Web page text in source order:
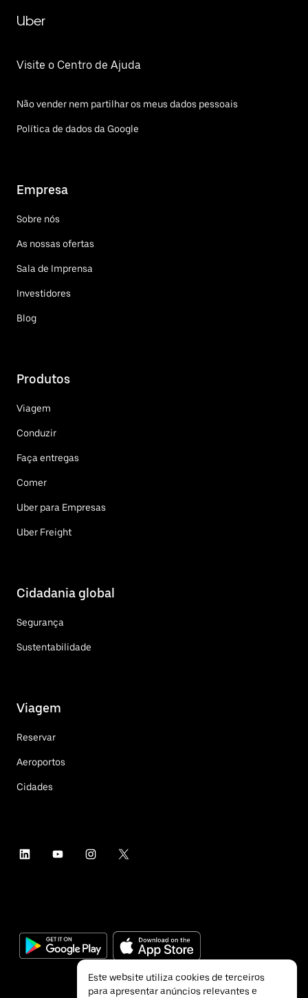
Uber
Visite o Centro de Ajuda
Não vender nem partilhar os meus dados pessoais
Política de dados da Google
Empresa
Sobre nós
As nossas ofertas
Sala de Imprensa
Investidores
Blog
Produtos
Viagem
Conduzir
Faça entregas
Comer
Uber para Empresas
Uber Freight
Cidadania global
Segurança
Sustentabilidade
Viagem
Reservar
Aeroportos
Cidades
Este website utiliza cookies de terceiros
para apresentar anúncios relevantes e